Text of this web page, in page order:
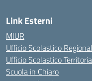
Link Esterni
MIUR
Ufficio Scolastico
Ufficio Scolastico
Scuola in Chiaro